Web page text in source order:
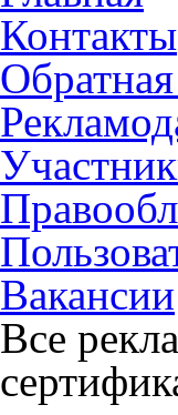
Контакты
Обратная
Вакансии
Все